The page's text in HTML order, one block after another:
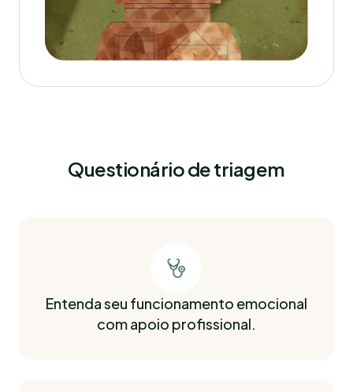
Questionário de triagem
Entenda seu funcionamento emocional
com apoio profissional.